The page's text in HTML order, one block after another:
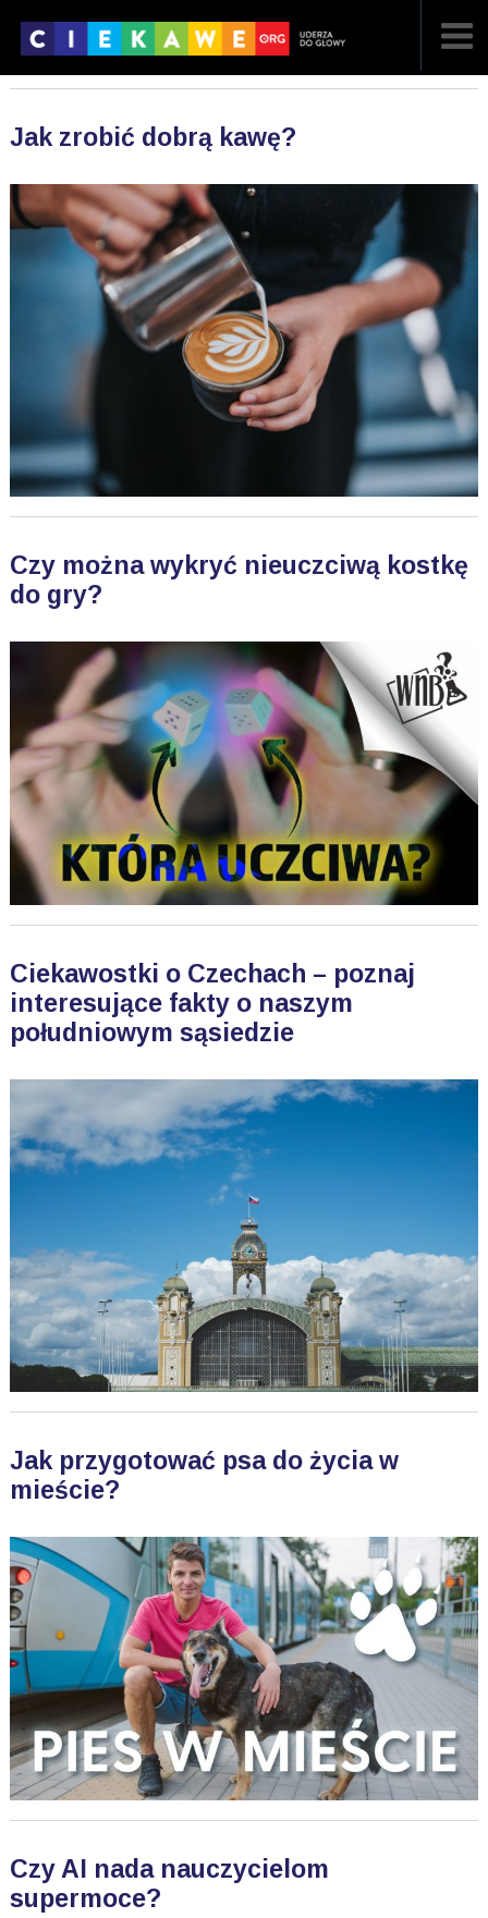
Jak zrobić dobrą kawę?
Czy można wykryć nieuczciwą kostkę
do gry?
Ciekawostki o Czechach – poznaj
interesujące fakty o naszym
południowym sąsiedzie
Jak przygotować psa do życia w
mieście?
Czy AI nada nauczycielom
supermoce?
POPULARNE
A ARTYKUŁY
F FILMY
G GALERIA
REGULAMIN